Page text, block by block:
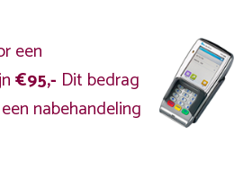
een
€95,- Dit bedrag
nabehandeling